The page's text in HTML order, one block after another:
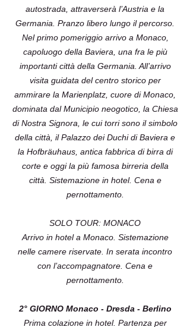
autostrada, attraverserà l’Austria e la
Germania. Pranzo libero lungo il percorso.
Nel primo pomeriggio arrivo a Monaco,
capoluogo della Baviera, una fra le più
importanti città della Germania. All’arrivo
visita guidata del centro storico per
ammirare la Marienplatz, cuore di Monaco,
dominata dal Municipio neogotico, la Chiesa
di Nostra Signora, le cui torri sono il simbolo
della città, il Palazzo dei Duchi di Baviera e
la Hofbräuhaus, antica fabbrica di birra di
corte e oggi la più famosa birreria della
città. Sistemazione in hotel. Cena e
pernottamento.
SOLO TOUR: MONACO
Arrivo in hotel a Monaco. Sistemazione
nelle camere riservate. In serata incontro
con l’accompagnatore. Cena e
pernottamento.
2° GIORNO Monaco - Dresda - Berlino
Prima colazione in hotel. Partenza per